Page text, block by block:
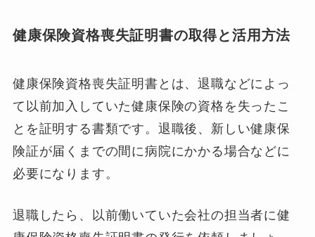
健康保険資格喪失証明書の取得と活用方法
健康保険資格喪失証明書とは、退職などによっ
て以前加入していた健康保険の資格を失ったこ
とを証明する書類です。退職後、新しい健康保
険証が届くまでの間に病院にかかる場合などに
必要になります。
退職したら、以前働いていた会社の担当者に健